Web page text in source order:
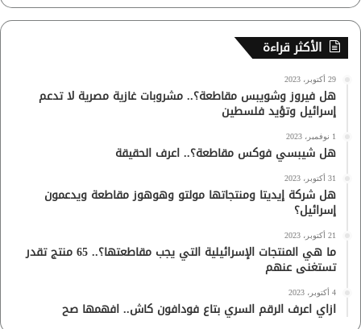
الأكثر قراءة
29 أكتوبر، 2023
هل فيروز وشويبس مقاطعة؟.. مشروبات غازية مصرية لا تدعم
إسرائيل وتؤيد فلسطين
1 نوفمبر، 2023
هل شيبسي فوكس مقاطعة؟.. اعرف الحقيقة
31 أكتوبر، 2023
هل شركة إيديتا ومنتجاتها مولتو وهوهوز مقاطعة ويدعمون
إسرائيل؟
21 أكتوبر، 2023
ما هي المنتجات الإسرائيلية التي يجب مقاطعتها؟.. 65 منتج تقدر
تستغنى عنهم
4 أكتوبر، 2023
ازاي اعرف الرقم السري بتاع فودافون كاش.. افهمها صح